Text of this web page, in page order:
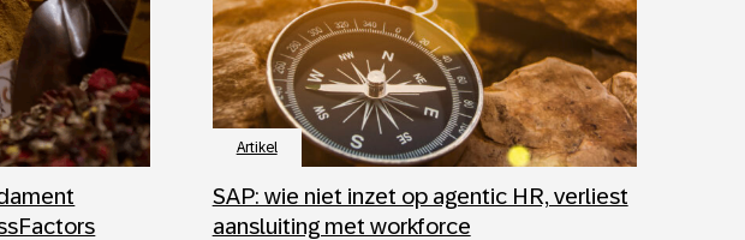
Artikel
SAP: wie niet inzet op agentic HR, verliest
aansluiting met workforce